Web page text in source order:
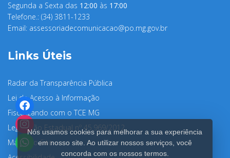
Segunda a Sexta das 12:00 às 17:00
Telefone.: (34) 3811-1233
Email: assessoriadecomunicacao@po.mg.gov.br
Links Úteis
Radar da Transparência Pública
Lei de Acesso à Informação
Fiscalizando com o TCE MG
Legislação Estadual nº 45.969/2012
Mapa do Site
Nós usamos cookies para melhorar a sua experiência
em nosso site. Ao utilizar nossos serviços, você
concorda com os nossos termos.